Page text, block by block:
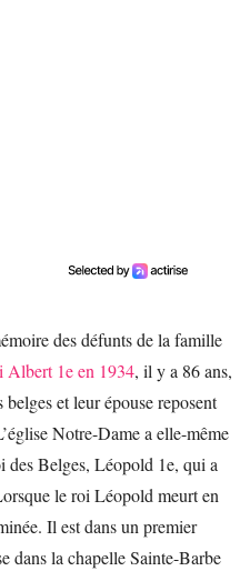
des défunts de la famille
Albert 1e en 1934, il y a 86 ans,
et leur épouse reposent
Notre-Dame a elle-même
des Belges, Léopold 1e, qui a
le roi Léopold meurt en
Il est dans un premier
dans la chapelle Sainte-Barbe